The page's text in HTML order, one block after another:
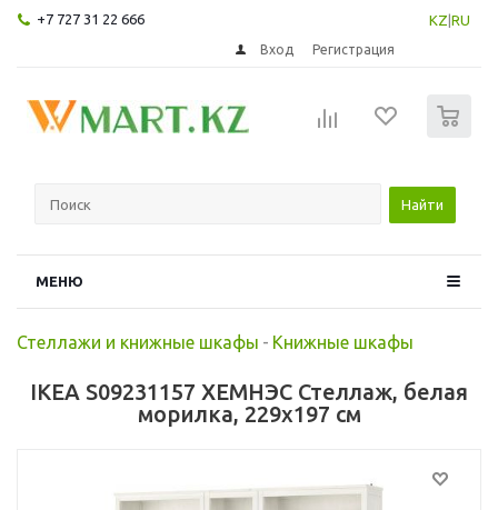
+7 727 31 22 666 KZ RU
Вход Регистрация
Найти
МЕНЮ
Стеллажи и книжные шкафы - Книжные шкафы
IKEA S09231157 ХЕМНЭС Стеллаж, белая
морилка, 229x197 см